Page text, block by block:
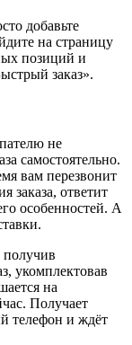
добавьте
на страницу
позиций и
заказ».
не
самостоятельно.
вам перезвонит
заказа, ответит
особенностей. А
получив
укомплектовав
на
Получает
телефон и ждёт